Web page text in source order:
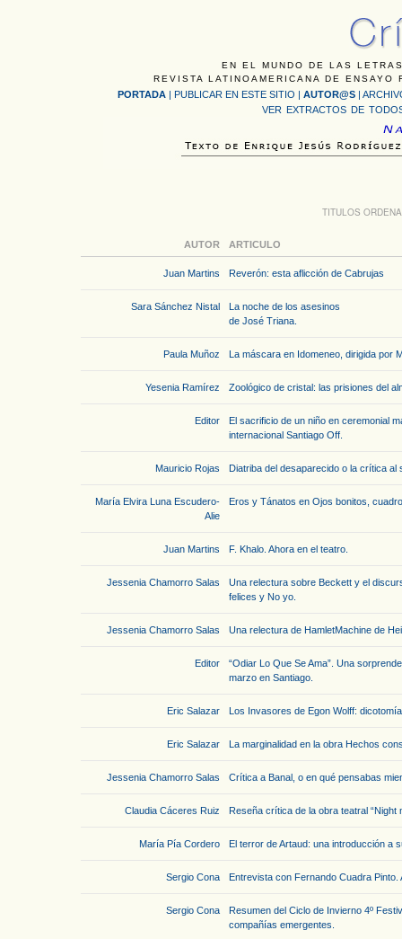
EN EL MUNDO DE LAS
REVISTA LATINOAMERICANA DE
PORTADA | PUBLICAR EN ESTE SITIO | AUTOR@S |
VER EXTRACTOS DE
TITULOS
AUTOR ARTICULO
Juan Martins Reverón: esta aflicción de Cabrujas
Sara Sánchez Nistal
La noche de los asesinos
de José Triana.
Paula Muñoz La máscara en Idomeneo, dirigida por
Yesenia Ramírez Zoológico de cristal: las prisiones del
Editor
El sacrificio de un niño en ceremonial
internacional Santiago Off.
Mauricio Rojas Diatriba del desaparecido o la crítica al
María Elvira Luna Escudero-
Alie
Eros y Tánatos en Ojos bonitos,
Juan Martins F. Khalo. Ahora en el teatro.
Jessenia Chamorro Salas
Una relectura sobre Beckett y el
felices y No yo.
Jessenia Chamorro Salas Una relectura de HamletMachine de
Editor
“Odiar Lo Que Se Ama”. Una
marzo en Santiago.
Eric Salazar Los Invasores de Egon Wolff:
Eric Salazar La marginalidad en la obra Hechos
Jessenia Chamorro Salas Crítica a Banal, o en qué pensabas
Claudia Cáceres Ruiz Reseña crítica de la obra teatral “Night
María Pía Cordero El terror de Artaud: una introducción a
Sergio Cona Entrevista con Fernando Cuadra
Sergio Cona
Resumen del Ciclo de Invierno 4º
compañías emergentes.